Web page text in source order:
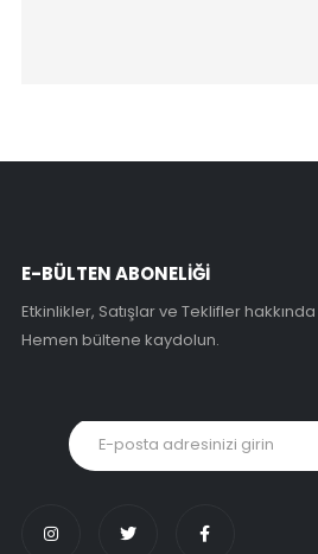
E-BÜLTEN ABONELİĞİ
Etkinlikler, Satışlar ve Teklifler
Hemen bültene kaydolun.